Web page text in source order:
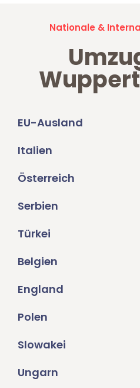
Nationale &
EU-Ausland
Italien
Österreich
Serbien
Türkei
Belgien
England
Polen
Slowakei
Ungarn